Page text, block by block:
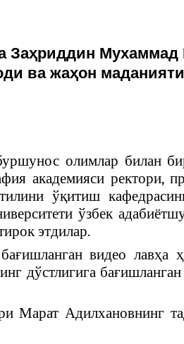
Мухаммад
ва жаҳон
олимлар билан
академияси
ўқитиш
ўзбек
этдилар.
видео лавҳа
дўстлигига
Марат Адилхановнинг